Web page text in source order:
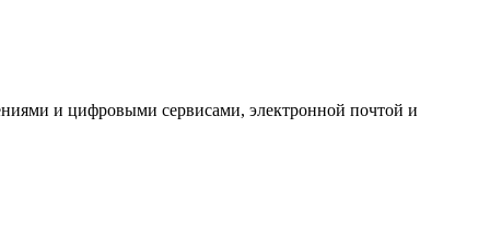
и цифровыми сервисами, электронной почтой и